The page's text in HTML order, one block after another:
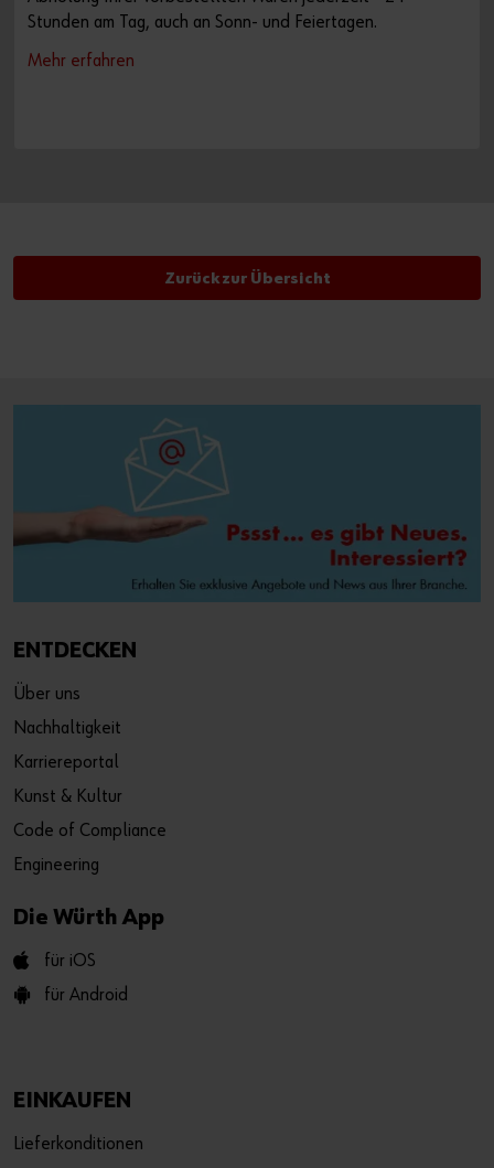
Stunden am Tag, auch an Sonn- und Feiertagen.
Mehr erfahren
Zurück zur Übersicht
ENTDECKEN
Über uns
Nachhaltigkeit
Karriereportal
Kunst & Kultur
Code of Compliance
Engineering
Die Würth App
für iOS
für Android
EINKAUFEN
Lieferkonditionen